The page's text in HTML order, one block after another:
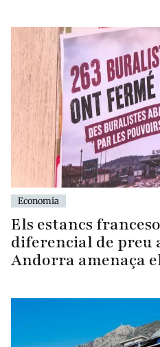
Economia
Els estancs
diferencial de preu
Andorra amenaça